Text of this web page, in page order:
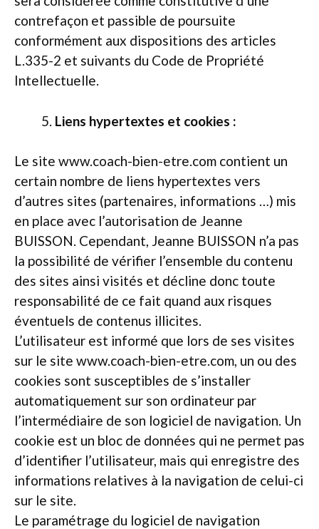
contrefaçon et passible de poursuite
conformément aux dispositions des articles
L.335-2 et suivants du Code de Propriété
Intellectuelle.
Liens hypertextes et cookies :
Le site www.coach-bien-etre.com contient un
certain nombre de liens hypertextes vers
d’autres sites (partenaires, informations …) mis
en place avec l’autorisation de Jeanne
BUISSON. Cependant, Jeanne BUISSON n’a pas
la possibilité de vérifier l’ensemble du contenu
des sites ainsi visités et décline donc toute
responsabilité de ce fait quand aux risques
éventuels de contenus illicites.
L’utilisateur est informé que lors de ses visites
sur le site www.coach-bien-etre.com, un ou des
cookies sont susceptibles de s’installer
automatiquement sur son ordinateur par
l’intermédiaire de son logiciel de navigation. Un
cookie est un bloc de données qui ne permet pas
d’identifier l’utilisateur, mais qui enregistre des
informations relatives à la navigation de celui-ci
sur le site.
Le paramétrage du logiciel de navigation